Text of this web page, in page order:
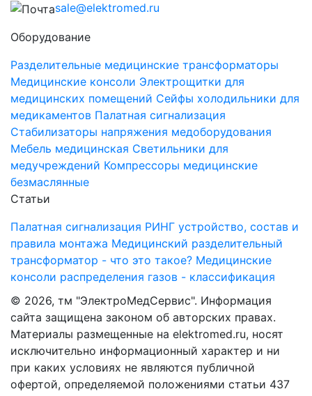
sale@elektromed.ru
Оборудование
Разделительные медицинские трансформаторы
Медицинские консоли Электрощитки для
медицинских помещений Cейфы холодильники для
медикаментов Палатная сигнализация
Стабилизаторы напряжения медоборудования
Мебель медицинская Светильники для
медучреждений Компрессоры медицинские
безмаслянные
Статьи
Палатная сигнализация РИНГ устройство, состав и
правила монтажа Медицинский разделительный
трансформатор - что это такое? Медицинские
консоли распределения газов - классификация
© 2026, тм "ЭлектроМедСервис". Информация
сайта защищена законом об авторских правах.
Материалы размещенные на elektromed.ru, носят
исключительно информационный характер и ни
при каких условиях не являются публичной
офертой, определяемой положениями cтатьи 437